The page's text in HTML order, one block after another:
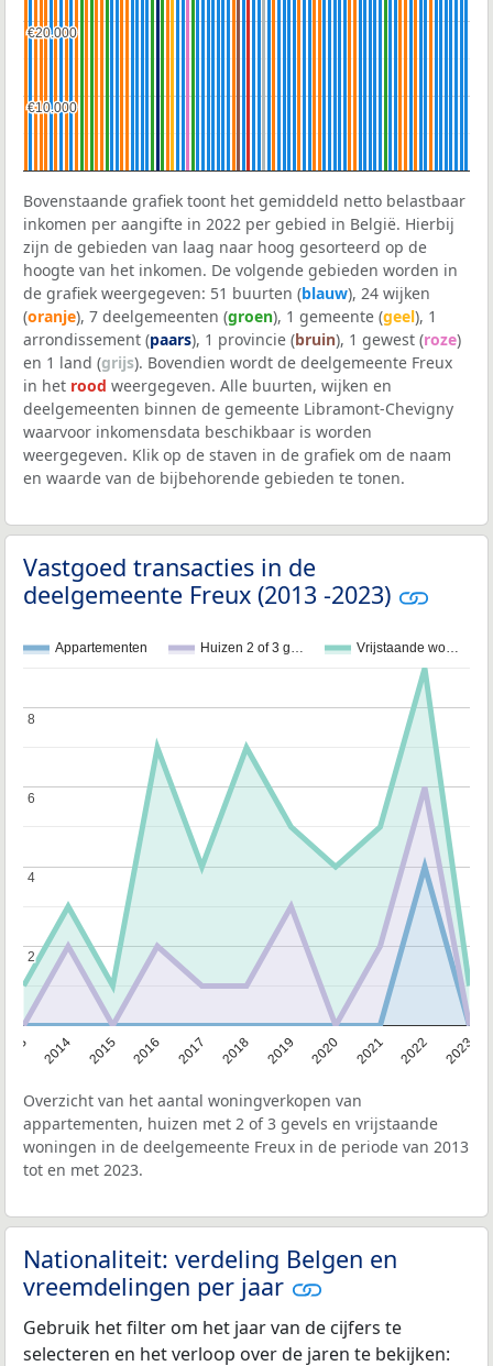
€10.000
€10.000
€20.000
€20.000
Bovenstaande grafiek toont het gemiddeld netto belastbaar
inkomen per aangifte in 2022 per gebied in België. Hierbij
zijn de gebieden van laag naar hoog gesorteerd op de
hoogte van het inkomen. De volgende gebieden worden in
de grafiek weergegeven: 51 buurten (blauw), 24 wijken
(oranje), 7 deelgemeenten (groen), 1 gemeente (geel), 1
arrondissement (paars), 1 provincie (bruin), 1 gewest (roze)
en 1 land (grijs). Bovendien wordt de deelgemeente Freux
in het rood weergegeven. Alle buurten, wijken en
deelgemeenten binnen de gemeente Libramont-Chevigny
waarvoor inkomensdata beschikbaar is worden
weergegeven. Klik op de staven in de grafiek om de naam
en waarde van de bijbehorende gebieden te tonen.
Vastgoed transacties in de
deelgemeente Freux (2013 -2023)
Appartementen Huizen 2 of 3 g… Vrijstaande wo…
2014 2015 2016 2017 2018 2019 2020 2021 2022 2023
2
2
4
4
6
6
8
8
Overzicht van het aantal woningverkopen van
appartementen, huizen met 2 of 3 gevels en vrijstaande
woningen in de deelgemeente Freux in de periode van 2013
tot en met 2023.
Nationaliteit: verdeling Belgen en
vreemdelingen per jaar
Gebruik het filter om het jaar van de cijfers te
selecteren en het verloop over de jaren te bekijken: